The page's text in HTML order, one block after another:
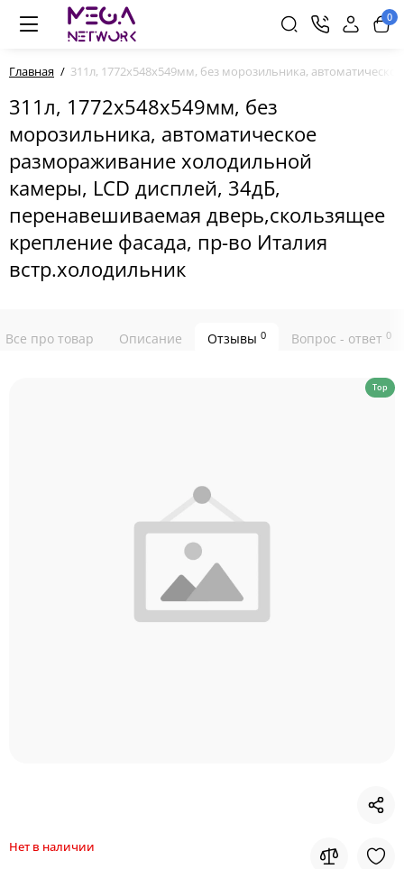
0
Главная 311л, 1772x548x549мм, без морозильника,
311л, 1772x548x549мм, без
морозильника, автоматическое
размораживание холодильной
камеры, LCD дисплей, 34дБ,
перенавешиваемая дверь,скользящее
крепление фасада, пр-во Италия
встр.холодильник
Все про товар Описание Отзывы 0 Вопрос - ответ 0
Top
Нет в наличии